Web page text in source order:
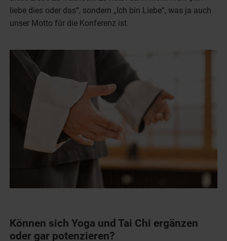
liebe dies oder das“, sondern „Ich bin Liebe“, was ja auch
unser Motto für die Konferenz ist.
Können sich Yoga und Tai Chi ergänzen
oder gar potenzieren?